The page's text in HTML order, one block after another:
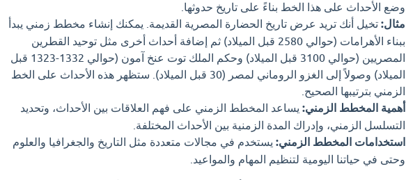
وضع الأحداث على هذا الخط بناءً على تاريخ حدوثها.
مثال: تخيل أنك تريد عرض تاريخ الحضارة المصرية القديمة. يمكنك إنشاء مخطط زمني يبدأ
ببناء الأهرامات (حوالي 2580 قبل الميلاد) ثم إضافة أحداث أخرى مثل توحيد القطرين
المصريين (حوالي 3100 قبل الميلاد) وحكم الملك توت عنخ آمون (حوالي 1332-1323 قبل
الميلاد) وصولاً إلى الغزو الروماني لمصر (30 قبل الميلاد). ستظهر هذه الأحداث على الخط
الزمني بترتيبها الصحيح.
أهمية المخطط الزمني: يساعد المخطط الزمني على فهم العلاقات بين الأحداث، وتحديد
التسلسل الزمني، وإدراك المدة الزمنية بين الأحداث المختلفة.
استخدامات المخطط الزمني: يستخدم في مجالات متعددة مثل التاريخ والجغرافيا والعلوم
وحتى في حياتنا اليومية لتنظيم المهام والمواعيد.